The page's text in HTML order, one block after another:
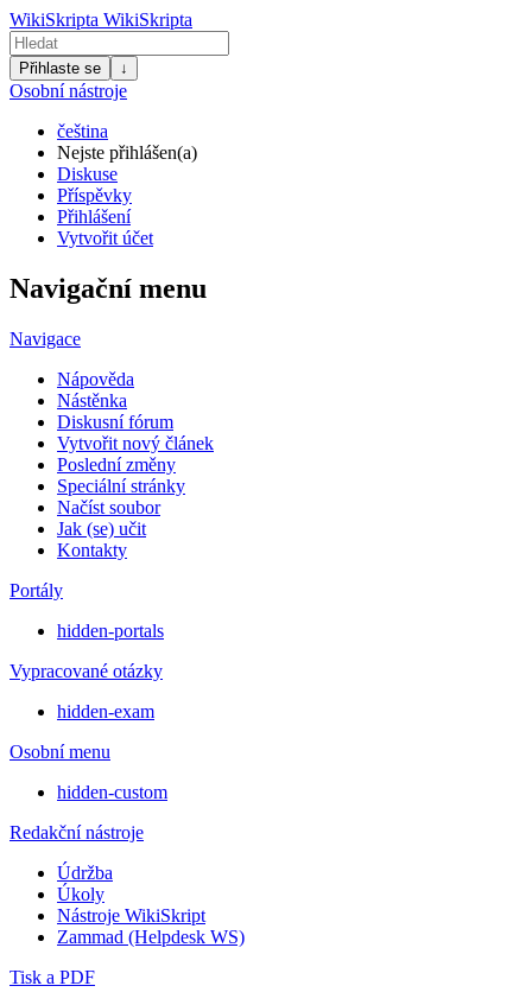
WikiSkripta WikiSkripta
Přihlaste se ↓
Osobní nástroje
čeština
Nejste přihlášen(a)
Diskuse
Příspěvky
Přihlášení
Vytvořit účet
Navigační menu
Navigace
Nápověda
Nástěnka
Diskusní fórum
Vytvořit nový článek
Poslední změny
Speciální stránky
Načíst soubor
Jak (se) učit
Kontakty
Portály
hidden-portals
Vypracované otázky
hidden-exam
Osobní menu
hidden-custom
Redakční nástroje
Údržba
Úkoly
Nástroje WikiSkript
Zammad (Helpdesk WS)
Tisk a PDF